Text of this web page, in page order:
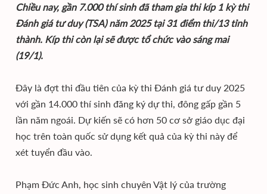
Chiều nay, gần 7.000 thí sinh đã tham gia thi kíp 1 kỳ thi
Đánh giá tư duy (TSA) năm 2025 tại 31 điểm thi/13 tỉnh
thành. Kíp thi còn lại sẽ được tổ chức vào sáng mai
(19/1).
Đây là đợt thi đầu tiên của kỳ thi Đánh giá tư duy 2025
với gần 14.000 thí sinh đăng ký dự thi, đông gấp gần 5
lần năm ngoái. Dự kiến sẽ có hơn 50 cơ sở giáo dục đại
học trên toàn quốc sử dụng kết quả của kỳ thi này để
xét tuyển đầu vào.
Phạm Đức Anh, học sinh chuyên Vật lý của trường